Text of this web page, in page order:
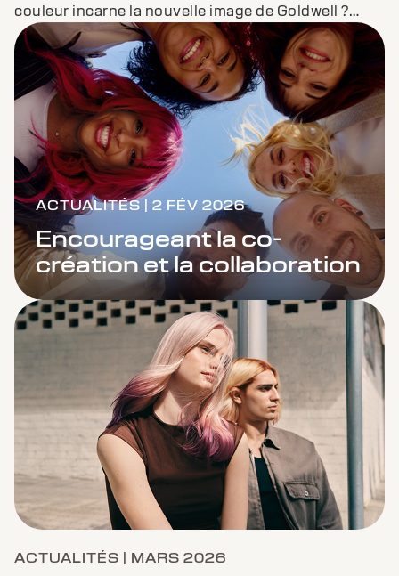
couleur incarne la nouvelle image de Goldwell ?
Nous avons soumis cette question et notre vis...
Encourageant la co-
création et la collaboration
ACTUALITÉS | 2 FÉV 2026
ACTUALITÉS | MARS 2026